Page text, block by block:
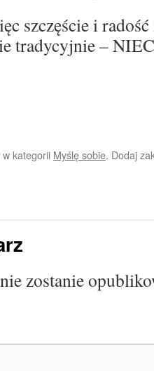
szczęście i
tradycyjnie –
w kategorii Myślę sobie. Dodaj
zostanie